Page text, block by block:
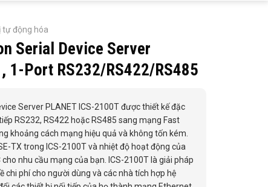
tự động hóa
Serial Device Server
1-Port RS232/RS422/RS485
Server PLANET ICS-2100T được thiết kế đặc
RS232, RS422 hoặc RS485 sang mạng Fast
khoảng cách mạng hiệu quả và không tốn kém.
TX trong ICS-2100T và nhiệt độ hoạt động của
nhu cầu mạng của bạn. ICS-2100T là giải pháp
chi phí cho người dùng và các nhà tích hợp hệ